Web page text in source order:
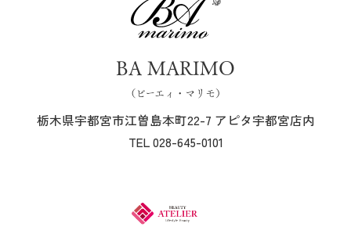
BA MARIMO
（ビーエィ・マリモ）
栃木県宇都宮市江曽島本町22-7 アピタ宇都宮店内
TEL 028-645-0101